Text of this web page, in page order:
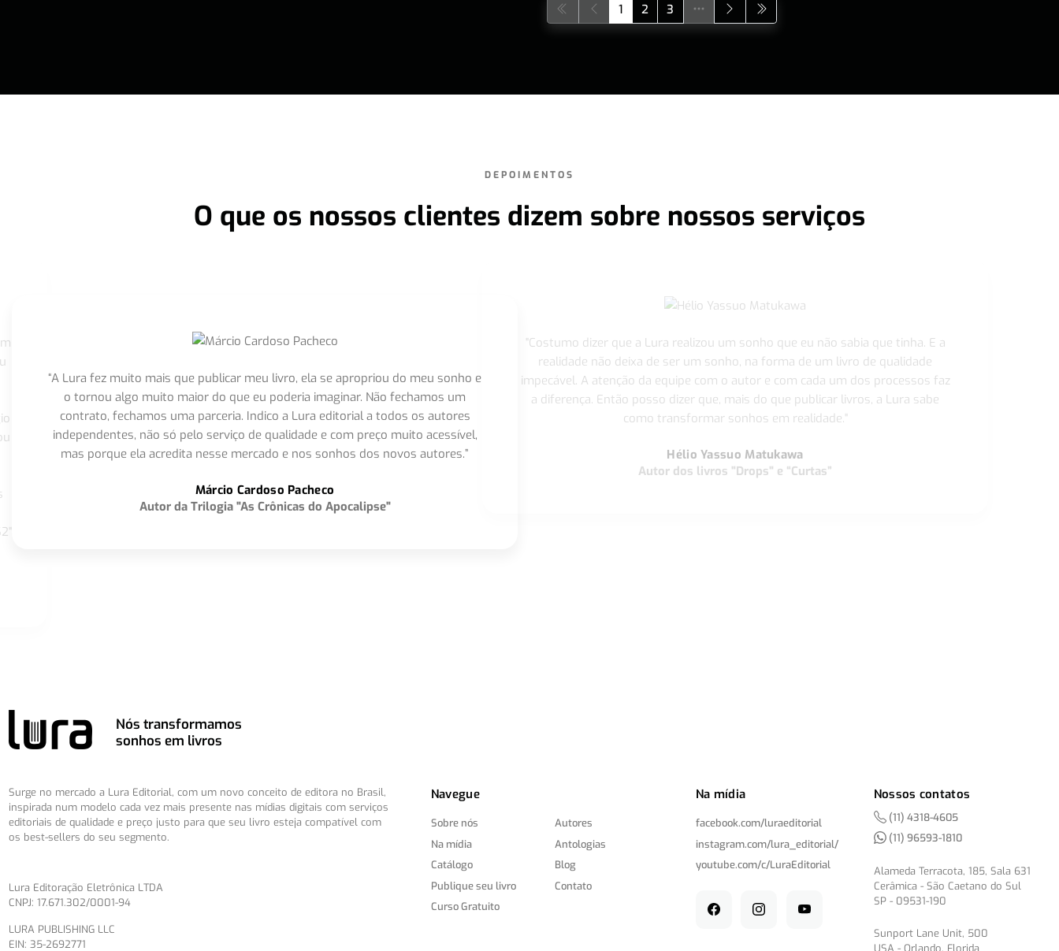
1 2 3
DEPOIMENTOS
O que os nossos clientes dizem sobre nossos serviços
“A Lura fez muito mais que publicar meu livro, ela se apropriou do meu sonho e
o tornou algo muito maior do que eu poderia imaginar. Não fechamos um
contrato, fechamos uma parceria. Indico a Lura editorial a todos os autores
independentes, não só pelo serviço de qualidade e com preço muito acessível,
mas porque ela acredita nesse mercado e nos sonhos dos novos autores.”
Márcio Cardoso Pacheco
Autor da Trilogia "As Crônicas do Apocalipse"
"Costumo dizer que a Lura realizou um sonho que eu não sabia que tinha. E a
realidade não deixa de ser um sonho, na forma de um livro de qualidade
impecável. A atenção da equipe com o autor e com cada um dos processos faz
a diferença. Então posso dizer que, mais do que publicar livros, a Lura sabe
como transformar sonhos em realidade."
Hélio Yassuo Matukawa
Autor dos livros "Drops" e “Curtas”
Nós transformamos
sonhos em livros
Surge no mercado a Lura Editorial, com um novo conceito de editora no Brasil,
inspirada num modelo cada vez mais presente nas mídias digitais com serviços
editoriais de qualidade e preço justo para que seu livro esteja compatível com
os best-sellers do seu segmento.
Lura Editoração Eletrônica LTDA
CNPJ: 17.671.302/0001-94
LURA PUBLISHING LLC
EIN: 35-2692771
Navegue
Sobre nós
Na mídia
Catálogo
Publique seu livro
Curso Gratuito
Autores
Antologias
Blog
Contato
Na mídia
facebook.com/luraeditorial
instagram.com/lura_editorial/
youtube.com/c/LuraEditorial
Nossos contatos
(11) 4318-4605
(11) 96593-1810
Alameda Terracota, 185, Sala 631
Cerâmica - São Caetano do Sul
SP - 09531-190
Sunport Lane Unit, 500